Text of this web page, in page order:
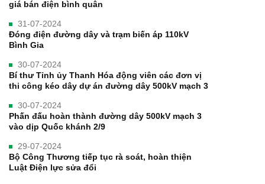
giá bán điện bình quân
31-07-2024
Đóng điện đường dây và trạm biến áp 110kV
Bình Gia
30-07-2024
Bí thư Tỉnh ủy Thanh Hóa động viên các đơn vị
thi công kéo dây dự án đường dây 500kV mạch 3
30-07-2024
Phấn đấu hoàn thành đường dây 500kV mạch 3
vào dịp Quốc khánh 2/9
29-07-2024
Bộ Công Thương tiếp tục rà soát, hoàn thiện
Luật Điện lực sửa đổi